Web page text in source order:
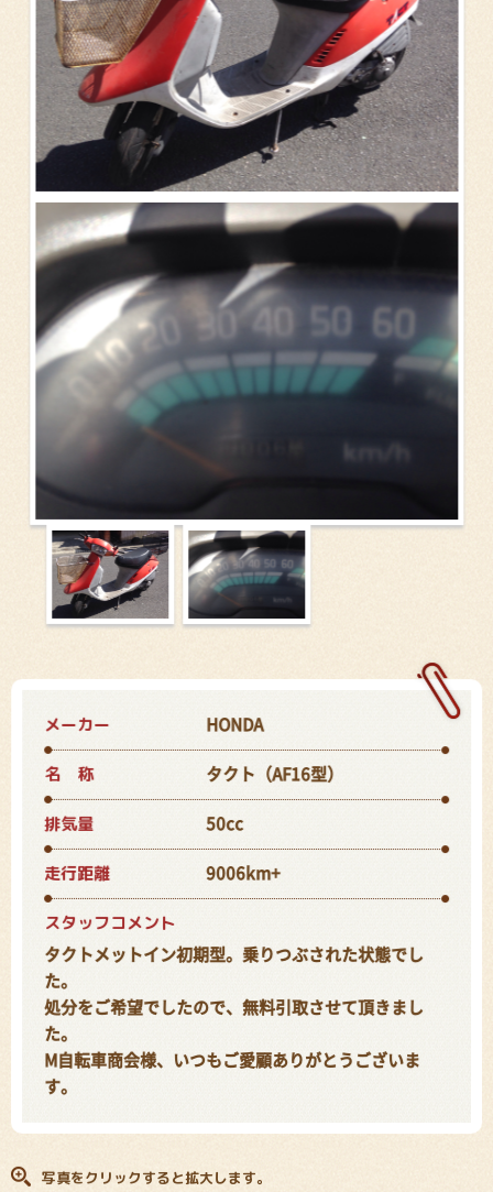
メーカー HONDA
名 称 タクト（AF16型）
排気量 50cc
走行距離 9006km+
スタッフコメント
タクトメットイン初期型。乗りつぶされた状態でし
た。
処分をご希望でしたので、無料引取させて頂きまし
た。
M自転車商会様、いつもご愛顧ありがとうございま
す。
写真をクリックすると拡大します。